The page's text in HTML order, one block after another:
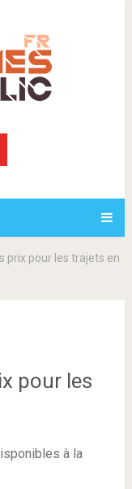
prix pour les trajets en
pour les
à la